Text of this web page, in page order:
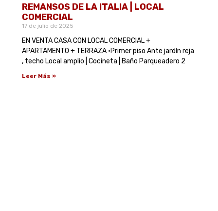
REMANSOS DE LA ITALIA | LOCAL
COMERCIAL
17 de julio de 2025
EN VENTA CASA CON LOCAL COMERCIAL +
APARTAMENTO + TERRAZA •Primer piso Ante jardín reja
, techo Local amplio | Cocineta | Baño Parqueadero 2
Leer Más »